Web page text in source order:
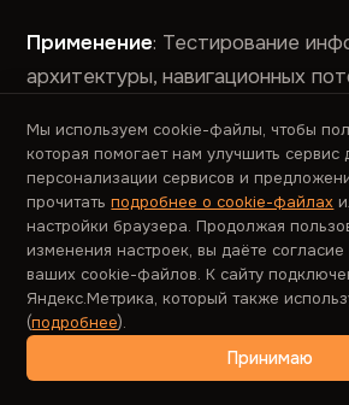
Применение: Тестирование
архитектуры, навигационных
Особенности
: Относительно
создании, позволяют
через основные сценарии,
удаленного тестирования.
Высокоточные
прототипы (High-Fidelity
Мы используем cookie-файлы, чтобы
которая помогает нам улучшить сервис
персонализации сервисов и
прочитатьподробнее о cookie-файлах
настройки браузера. Продолжая
изменения настроек, вы даёте
ваших cookie-файлов. К сайту
Яндекс.Метрика, который также
(подробнее).
Принимаю